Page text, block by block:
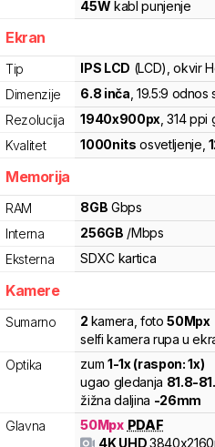
45W kabl punjenje
Ekran
Tip IPS LCD (LCD) , okvir
Dimenzije
6.8 inča , 19.5:9 odnos
Rezolucija
1940x900px ,314ppi
Kvalitet
1000nits osvetljenje
Memorija
RAM 8GB Gbps
Interna
256GB /Mbps
Eksterna
SDXC kartica
Kamere
Sumarno 2 kamera foto50Mpx
selfi kamera rupa u
Optika
zum1-1x (raspon:1x)
ugao gledanja 81.8-
žižna daljina -26mm
Glavna
50Mpx PDAF
4K UHD